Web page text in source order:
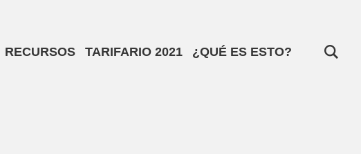
RECURSOS TARIFARIO 2021 ¿QUÉ ES ESTO?